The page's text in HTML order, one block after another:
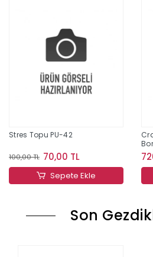
Stres Topu PU-42
100,00 TL 70,00 TL
Sepete Ekle
Son